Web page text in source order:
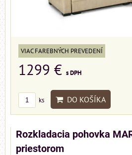
VIAC FAREBNÝCH PREVEDENÍ
1299 € s DPH
ks DO KOŠÍKA
Rozkladacia pohovka
priestorom